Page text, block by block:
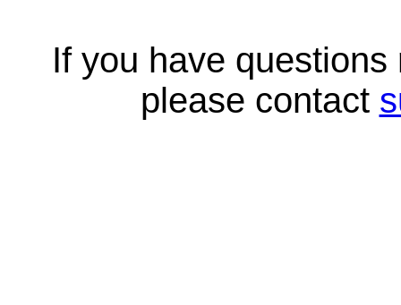
If you have
please contact